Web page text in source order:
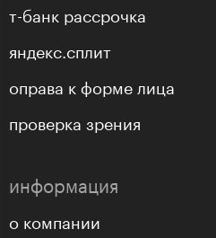
т-банк рассрочка
яндекс.сплит
оправа к форме лица
проверка зрения
информация
о компании